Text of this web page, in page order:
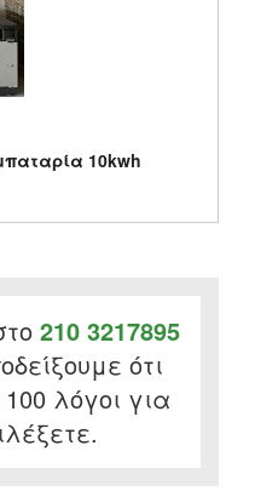
10kwh
210 3217895
ότι
λόγοι για